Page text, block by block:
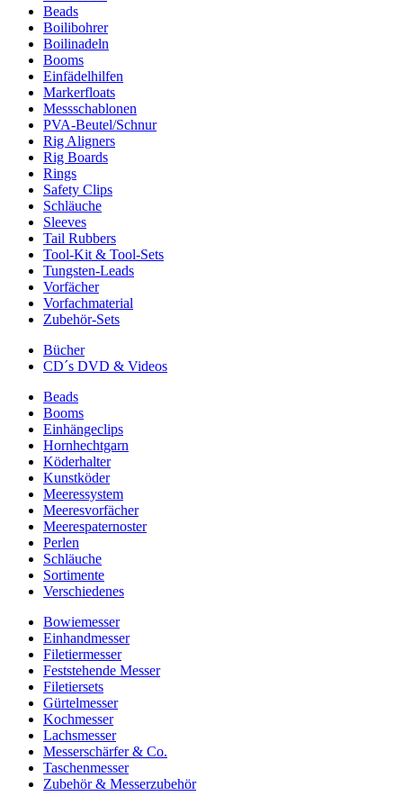
Beads
Boilibohrer
Boilinadeln
Booms
Einfädelhilfen
Markerfloats
Messschablonen
PVA-Beutel/Schnur
Rig Aligners
Rig Boards
Rings
Safety Clips
Schläuche
Sleeves
Tail Rubbers
Tool-Kit & Tool-Sets
Tungsten-Leads
Vorfächer
Vorfachmaterial
Zubehör-Sets
Bücher
CD´s DVD & Videos
Beads
Booms
Einhängeclips
Hornhechtgarn
Köderhalter
Kunstköder
Meeressystem
Meeresvorfächer
Meerespaternoster
Perlen
Schläuche
Sortimente
Verschiedenes
Bowiemesser
Einhandmesser
Filetiermesser
Feststehende Messer
Filetiersets
Gürtelmesser
Kochmesser
Lachsmesser
Messerschärfer & Co.
Taschenmesser
Zubehör & Messerzubehör